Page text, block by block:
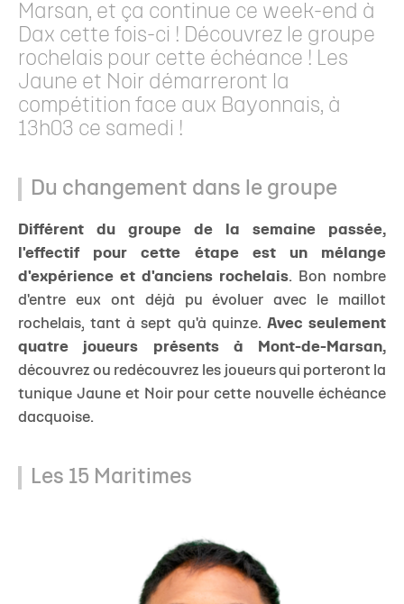
Marsan, et ça continue ce week-end à
Dax cette fois-ci ! Découvrez le groupe
rochelais pour cette échéance ! Les
Jaune et Noir démarreront la
compétition face aux Bayonnais, à
13h03 ce samedi !
Du changement dans le groupe
Différent du groupe de la semaine passée,
l'effectif pour cette étape est un mélange
d'expérience et d'anciens rochelais. Bon nombre
d'entre eux ont déjà pu évoluer avec le maillot
rochelais, tant à sept qu'à quinze. Avec seulement
quatre joueurs présents à Mont-de-Marsan,
découvrez ou redécouvrez les joueurs qui porteront la
tunique Jaune et Noir pour cette nouvelle échéance
dacquoise.
Les 15 Maritimes